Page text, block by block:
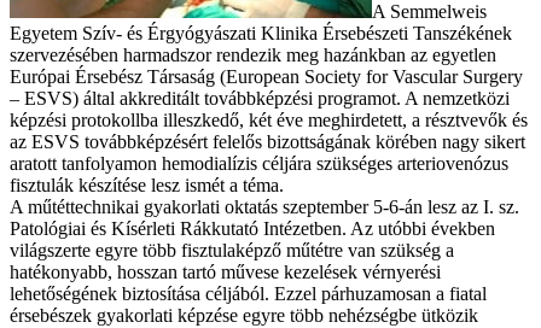
A Semmelweis
Egyetem Szív- és Érgyógyászati Klinika Érsebészeti Tanszékének
szervezésében harmadszor rendezik meg hazánkban az egyetlen
Európai Érsebész Társaság (European Society for Vascular Surgery
– ESVS) által akkreditált továbbképzési programot. A nemzetközi
képzési protokollba illeszkedő, két éve meghirdetett, a résztvevők és
az ESVS továbbképzésért felelős bizottságának körében nagy sikert
aratott tanfolyamon hemodialízis céljára szükséges arteriovenózus
fisztulák készítése lesz ismét a téma.
A műtéttechnikai gyakorlati oktatás szeptember 5-6-án lesz az I. sz.
Patológiai és Kísérleti Rákkutató Intézetben. Az utóbbi években
világszerte egyre több fisztulaképző műtétre van szükség a
hatékonyabb, hosszan tartó művese kezelések vérnyerési
lehetőségének biztosítása céljából. Ezzel párhuzamosan a fiatal
érsebészek gyakorlati képzése egyre több nehézségbe ütközik